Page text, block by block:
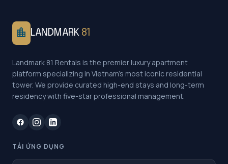
location_city LANDMARK 81
Landmark 81 Rentals is the premier luxury apartment
platform specializing in Vietnam's most iconic residential
tower. We provide curated high-end stays and long-term
residency with five-star professional management.
TẢI ỨNG DỤNG